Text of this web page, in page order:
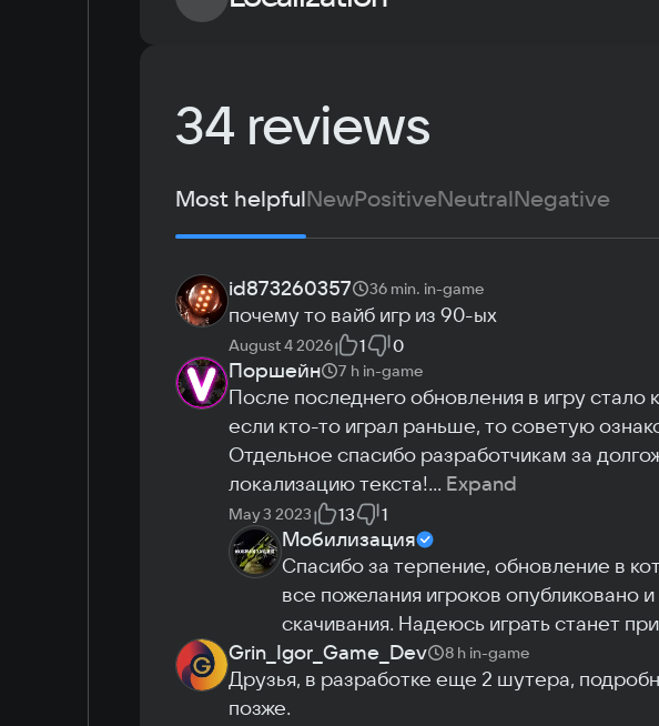
Processor
2400
4 Gb
Space
3.1 GB
Russian
English
Arabic
Korean
34 reviews
Most helpfulNewPositiveNeutralNegative
id873260357 36 min. in-game
почему то вайб игр из 90-ых
August 4 2026 1 0
Поршейн 7 h in-game
После последнего обновления в игру стало
если кто-то играл раньше, то советую
Отдельное спасибо разработчикам за
локализацию текста!... Expand
May 3 2023 13 1
Мобилизация
Спасибо за терпение, обновление в
все пожелания игроков опубликовано
скачивания. Надеюсь играть станет
Grin_Igor_Game_Dev
8 h in-game
Друзья, в разработке еще 2 шутера,
позже.